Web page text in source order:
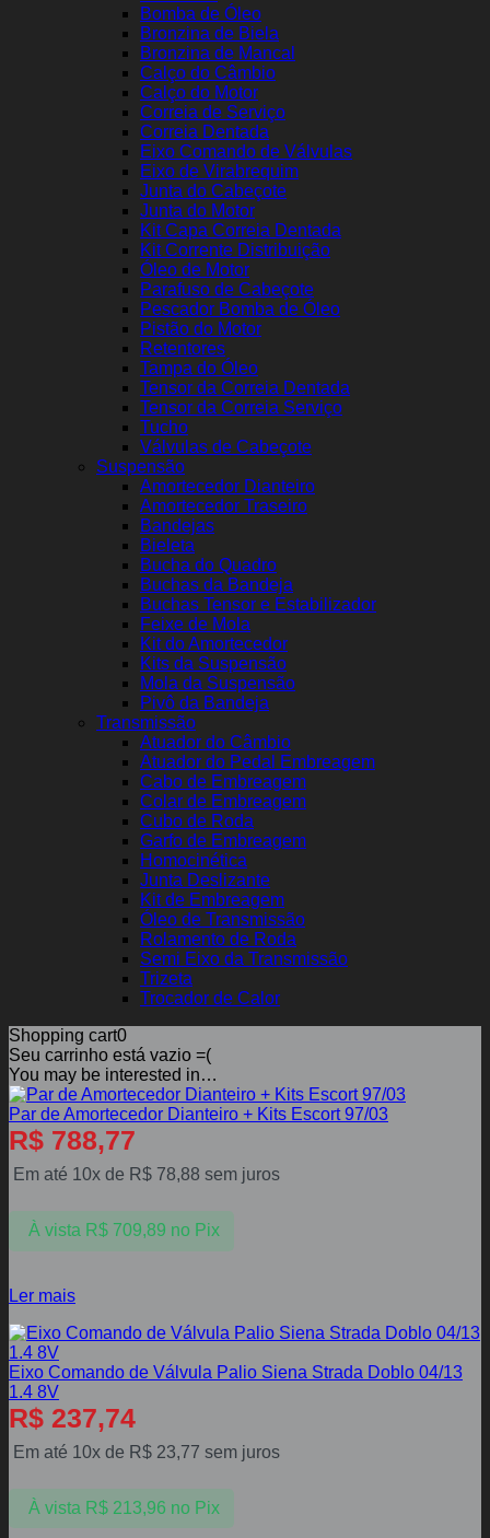
Bomba de Óleo
Bronzina de Biela
Bronzina de Mancal
Calço do Câmbio
Calço do Motor
Correia de Serviço
Correia Dentada
Eixo Comando de Válvulas
Eixo de Virabrequim
Junta do Cabeçote
Junta do Motor
Kit Capa Correia Dentada
Kit Corrente Distribuição
Óleo de Motor
Parafuso de Cabeçote
Pescador Bomba de Óleo
Pistão do Motor
Retentores
Tampa do Óleo
Tensor da Correia Dentada
Tensor da Correia Serviço
Tucho
Válvulas de Cabeçote
Suspensão
Amortecedor Dianteiro
Amortecedor Traseiro
Bandejas
Bieleta
Bucha do Quadro
Buchas da Bandeja
Buchas Tensor e Estabilizador
Feixe de Mola
Kit do Amortecedor
Kits da Suspensão
Mola da Suspensão
Pivô da Bandeja
Transmissão
Atuador do Câmbio
Atuador do Pedal Embreagem
Cabo de Embreagem
Colar de Embreagem
Cubo de Roda
Garfo de Embreagem
Homocinética
Junta Deslizante
Kit de Embreagem
Óleo de Transmissão
Rolamento de Roda
Semi Eixo da Transmissão
Trizeta
Trocador de Calor
Shopping cart0
Seu carrinho está vazio =(
You may be interested in…
Par de Amortecedor Dianteiro + Kits Escort 97/03
R$ 788,77
Em até 10x de R$ 78,88 sem juros
À vista R$709,89 no Pix
Ler mais
Eixo Comando de Válvula Palio Siena Strada Doblo 04/13
1.4 8V
R$ 237,74
Em até 10x de R$ 23,77 sem juros
À vista R$213,96 no Pix